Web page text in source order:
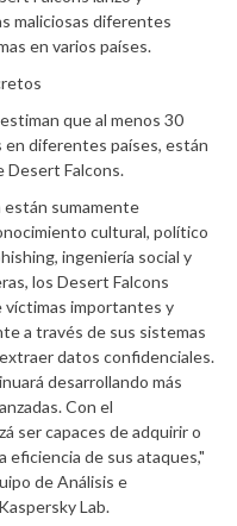
maliciosas diferentes
en varios países.
que al menos 30
en diferentes países, están
Desert Falcons.
están sumamente
cultural, político
ingeniería social y
los Desert Falcons
importantes y
a través de sus sistemas
datos confidenciales.
desarrollando más
Con el
ser capaces de adquirir o
eficiencia de sus ataques,"
de Análisis e
Lab.